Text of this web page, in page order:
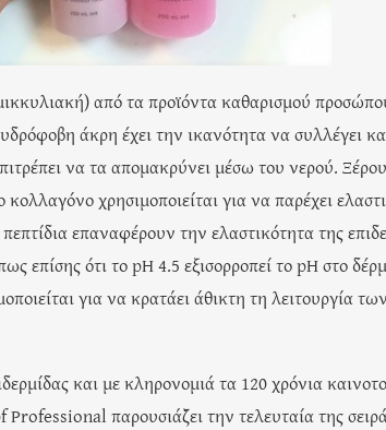
από τα προϊόντα καθαρισμού
άκρη έχει την ικανότητα να συλλέγει
να τα απομακρύνει μέσω του νερού.
χρησιμοποιείται για να παρέχει
επαναφέρουν την ελαστικότητα της
επίσης ότι το pH 4.5 εξισορροπεί το pH στο
για να κρατάει άθικτη τη λειτουργία
και με κληρονομιά τα 120 χρόνια
παρουσιάζει την τελευταία της